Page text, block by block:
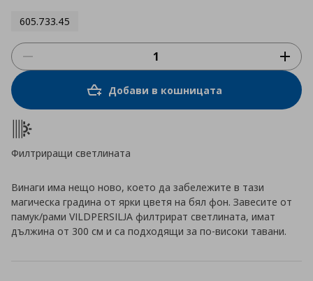
605.733.45
Добави в кошницата
Филтриращи светлината
Винаги има нещо ново, което да забележите в тази
магическа градина от ярки цветя на бял фон. Завесите от
памук/рами VILDPERSILJA филтрират светлината, имат
дължина от 300 см и са подходящи за по-високи тавани.